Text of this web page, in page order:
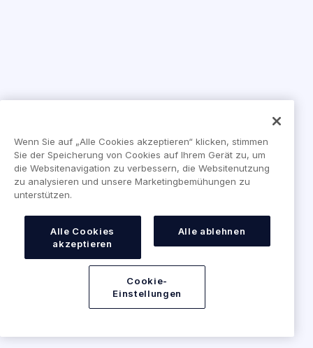
Wenn Sie auf „Alle Cookies akzeptieren“ klicken, stimmen
Sie der Speicherung von Cookies auf Ihrem Gerät zu, um
die Websitenavigation zu verbessern, die Websitenutzung
zu analysieren und unsere Marketingbemühungen zu
unterstützen.
Alle Cookies
akzeptieren
Alle ablehnen
Cookie-
Einstellungen